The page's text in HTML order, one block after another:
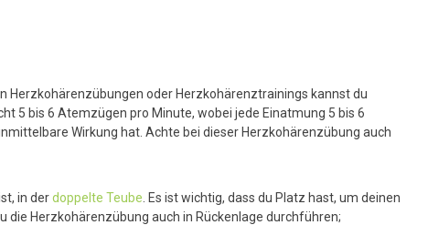
Herzkohärenzübungen oder Herzkohärenztrainings kannst du
5 bis 6 Atemzügen pro Minute, wobei jede Einatmung 5 bis 6
Wirkung hat. Achte bei dieser Herzkohärenzübung auch
in derdoppelte Teube . Es ist wichtig, dass du Platz hast, um deinen
Herzkohärenzübung auch in Rückenlage durchführen;